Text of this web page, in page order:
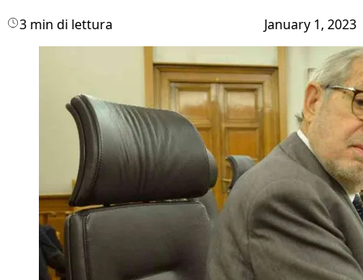
3 min di lettura January 1, 2023